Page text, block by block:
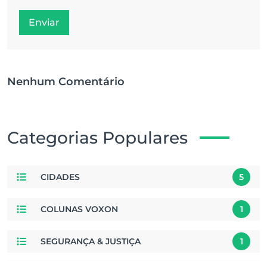
Enviar
Nenhum Comentário
Categorias Populares
CIDADES 5
COLUNAS VOXON 1
SEGURANÇA & JUSTIÇA 1